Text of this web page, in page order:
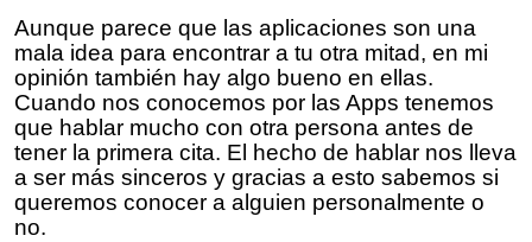
Aunque parece que las aplicaciones son una
mala idea para encontrar a tu otra mitad, en mi
opinión también hay algo bueno en ellas.
Cuando nos conocemos por las Apps tenemos
que hablar mucho con otra persona antes de
tener la primera cita. El hecho de hablar nos lleva
a ser más sinceros y gracias a esto sabemos si
queremos conocer a alguien personalmente o
no.